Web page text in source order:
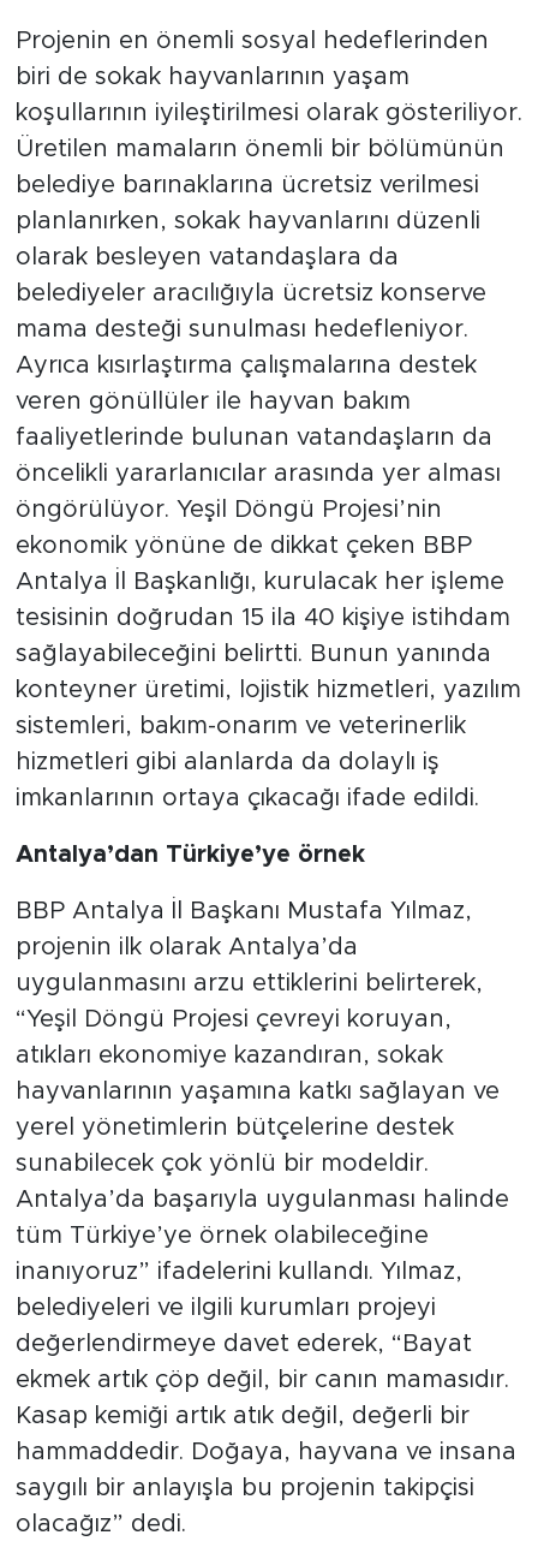
Projenin en önemli sosyal hedeflerinden
biri de sokak hayvanlarının yaşam
koşullarının iyileştirilmesi olarak gösteriliyor.
Üretilen mamaların önemli bir bölümünün
belediye barınaklarına ücretsiz verilmesi
planlanırken, sokak hayvanlarını düzenli
olarak besleyen vatandaşlara da
belediyeler aracılığıyla ücretsiz konserve
mama desteği sunulması hedefleniyor.
Ayrıca kısırlaştırma çalışmalarına destek
veren gönüllüler ile hayvan bakım
faaliyetlerinde bulunan vatandaşların da
öncelikli yararlanıcılar arasında yer alması
öngörülüyor. Yeşil Döngü Projesi’nin
ekonomik yönüne de dikkat çeken BBP
Antalya İl Başkanlığı, kurulacak her işleme
tesisinin doğrudan 15 ila 40 kişiye istihdam
sağlayabileceğini belirtti. Bunun yanında
konteyner üretimi, lojistik hizmetleri, yazılım
sistemleri, bakım-onarım ve veterinerlik
hizmetleri gibi alanlarda da dolaylı iş
imkanlarının ortaya çıkacağı ifade edildi.
Antalya’dan Türkiye’ye örnek
BBP Antalya İl Başkanı Mustafa Yılmaz,
projenin ilk olarak Antalya’da
uygulanmasını arzu ettiklerini belirterek,
“Yeşil Döngü Projesi çevreyi koruyan,
atıkları ekonomiye kazandıran, sokak
hayvanlarının yaşamına katkı sağlayan ve
yerel yönetimlerin bütçelerine destek
sunabilecek çok yönlü bir modeldir.
Antalya’da başarıyla uygulanması halinde
tüm Türkiye’ye örnek olabileceğine
inanıyoruz” ifadelerini kullandı. Yılmaz,
belediyeleri ve ilgili kurumları projeyi
değerlendirmeye davet ederek, “Bayat
ekmek artık çöp değil, bir canın mamasıdır.
Kasap kemiği artık atık değil, değerli bir
hammaddedir. Doğaya, hayvana ve insana
saygılı bir anlayışla bu projenin takipçisi
olacağız” dedi.